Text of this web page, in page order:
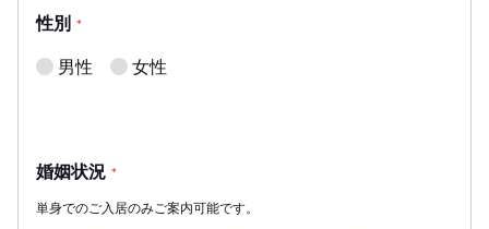
性別 *
男性 女性
婚姻状況 *
単身でのご入居のみご案内可能です。